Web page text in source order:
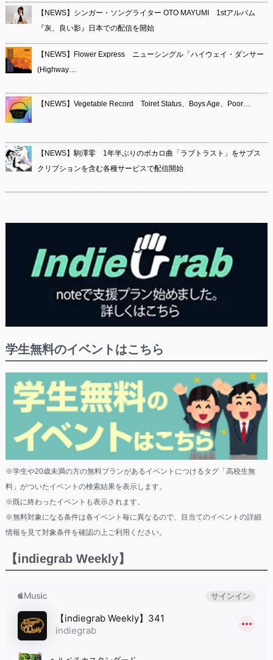
【NEWS】シンガー・ソングライター OTO MAYUMI 1stアルバム
『灰、良い影』日本での配信を開始
【NEWS】Flower Express ニューシングル「ハイウェイ・ダンサー
(Highway…
【NEWS】Vegetable Record Toiret Status、Boys Age、Poor…
【NEWS】駒澤零 1年半ぶりのボカロ曲「ラブトラスト」をサブス
クリプションを含む各種サービスで配信開始
学生無料のイベントはこちら
※学生や20歳未満の方の無料プランがあるイベントにつけるタグ「高校生無
料」がついたイベントの検索結果を表示します。
※既に終わったイベントも表示されます。
※無料対象になる条件は各イベント毎に異なるので、目当てのイベントの詳細
情報を見て対象条件を確認の上ご利用ください。
【indiegrab Weekly】